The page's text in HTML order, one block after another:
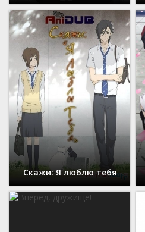
Скажи: Я люблю тебя